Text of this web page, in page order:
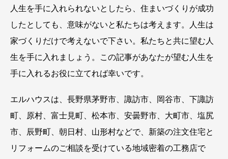
人生を手に入れられないとしたら、住まいづくりが成功
したとしても、意味がないと私たちは考えます。人生は
家づくりだけで考えないで下さい。私たちと共に望む人
生を手に入れましょう。この記事があなたが望む人生を
手に入れるお役に立てれば幸いです。
エルハウスは、長野県茅野市、諏訪市、岡谷市、下諏訪
町、原村、富士見町、松本市、安曇野市、大町市、塩尻
市、辰野町、朝日村、山形村などで、新築の注文住宅と
リフォームのご相談を受けている地域密着の工務店で